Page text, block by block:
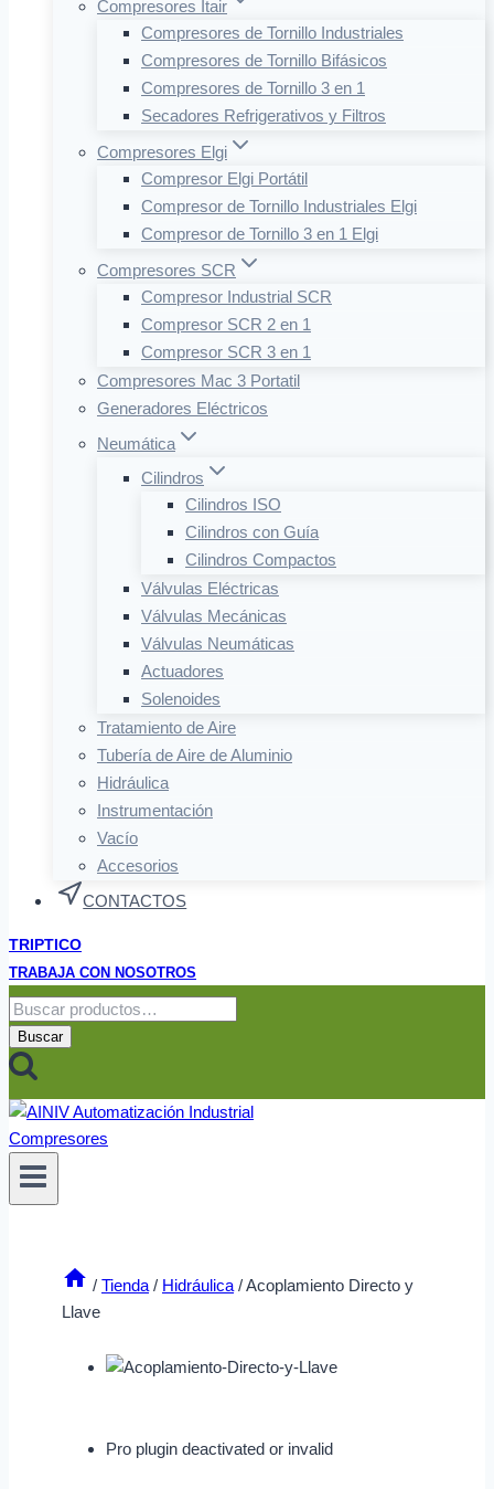
Compresores Itair
Compresores de Tornillo Industriales
Compresores de Tornillo Bifásicos
Compresores de Tornillo 3 en 1
Secadores Refrigerativos y Filtros
Compresores Elgi
Compresor Elgi Portátil
Compresor de Tornillo Industriales Elgi
Compresor de Tornillo 3 en 1 Elgi
Compresores SCR
Compresor Industrial SCR
Compresor SCR 2 en 1
Compresor SCR 3 en 1
Compresores Mac 3 Portatil
Generadores Eléctricos
Neumática
Cilindros
Cilindros ISO
Cilindros con Guía
Cilindros Compactos
Válvulas Eléctricas
Válvulas Mecánicas
Válvulas Neumáticas
Actuadores
Solenoides
Tratamiento de Aire
Tubería de Aire de Aluminio
Hidráulica
Instrumentación
Vacío
Accesorios
CONTACTOS
TRIPTICO
TRABAJA CON NOSOTROS
Buscar
por:
Buscar
/ Tienda / Hidráulica /Acoplamiento Directo y
Llave
Pro plugin deactivated or invalid